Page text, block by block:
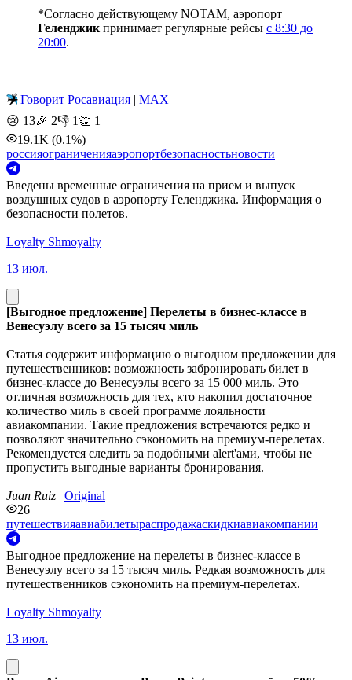
*Согласно действующему NOTAM, аэропорт
Геленджик принимает регулярные рейсы с 8:30 до
20:00.
✈️ Говорит Росавиация | MAX
😢 13🎉 2👎 1 👏 1
19.1K (0.1%)
россияограниченияаэропортбезопасностьновости
Введены временные ограничения на прием и выпуск
воздушных судов в аэропорту Геленджика. Информация о
безопасности полетов.
Loyalty Shmoyalty
13 июл.
[Выгодное предложение] Перелеты в бизнес-классе в
Венесуэлу всего за 15 тысяч миль
Статья содержит информацию о выгодном предложении для
путешественников: возможность забронировать билет в
бизнес-классе до Венесуэлы всего за 15 000 миль. Это
отличная возможность для тех, кто накопил достаточное
количество миль в своей программе лояльности
авиакомпании. Такие предложения встречаются редко и
позволяют значительно сэкономить на премиум-перелетах.
Рекомендуется следить за подобными alert'ами, чтобы не
пропустить выгодные варианты бронирования.
Juan Ruiz | Original
26
путешествияавиабилетыраспродажаскидкиавиакомпании
Выгодное предложение на перелеты в бизнес-классе в
Венесуэлу всего за 15 тысяч миль. Редкая возможность для
путешественников сэкономить на премиум-перелетах.
Loyalty Shmoyalty
13 июл.